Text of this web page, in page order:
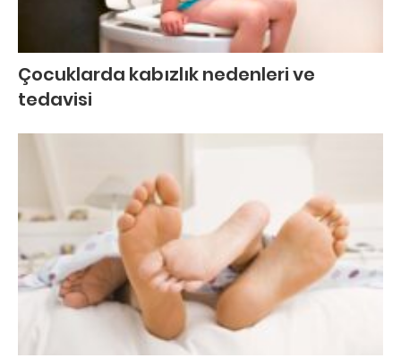
Çocuklarda kabızlık nedenleri ve
tedavisi